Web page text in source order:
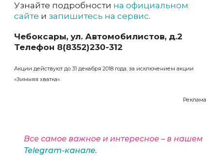
Узнайте подробности на официальном
сайте и запишитесь на сервис.
Чебоксары, ул. Автомобилистов, д.2
Телефон 8(8352)230-312
Акции действуют до 31 декабря 2018 года, за исключением акции
«Зимняя хватка».
Реклама
Все самое важное и интересное – в нашем
Telegram-канале.